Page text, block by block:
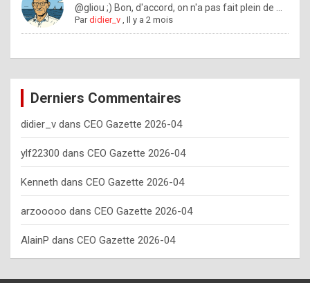
w
o
e
y
o
u
s
h
o
@gliou ;) Bon, d'accord, on n'a pas fait plein de ...
Pardidier_v ,Il y a 2 mois
Derniers Commentaires
didier_v dans CEO Gazette 2026-04
ylf22300 dans CEO Gazette 2026-04
Kenneth dans CEO Gazette 2026-04
arzooooo dans CEO Gazette 2026-04
AlainP dans CEO Gazette 2026-04